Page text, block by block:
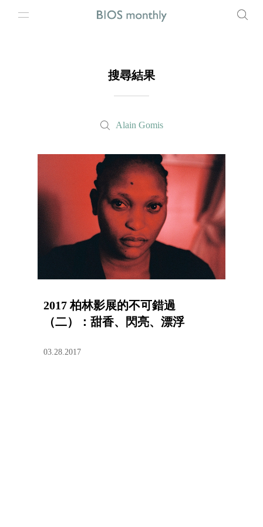
搜尋結果
Alain Gomis
2017 柏林影展的不可錯過
（二）：甜香、閃亮、漂浮
03.28.2017